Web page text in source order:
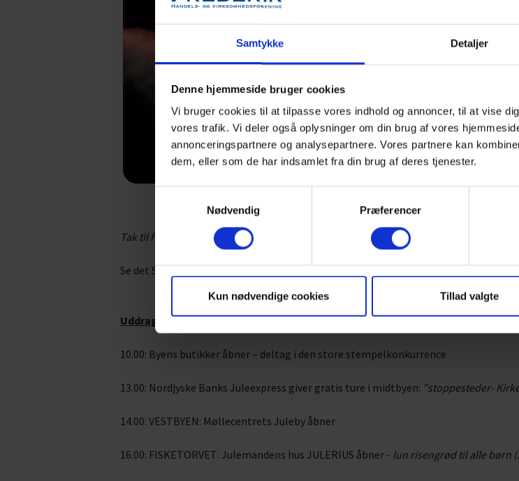
Samtykke Detaljer
Denne hjemmeside bruger cookies
Vi bruger cookies til at tilpasse vores indhold og annoncer, til at vise
vores trafik. Vi deler også oplysninger om din brug af vores
annonceringspartnere og analysepartnere. Vores partnere kan
dem, eller som de har indsamlet fra din brug af deres tjenester.
Nødvendig
Præferencer
Kun nødvendige cookies Tillad valgte
Tak til fotograf: Michael Madsen, OctoMedia
Se det STORE program- KLIK HER!
Uddrag af byens juleoplevelser:
10.00: Byens butikker åbner – deltag i den store stempelkonkurrence
13.00: Nordjyske Banks Juleexpress giver gratis ture i midtbyen: "stoppesteder-
14.00: VESTBYEN: Møllecentrets Juleby åbner
16.00: FISKETORVET: Julemandens hus JULERIUS åbner - lun risengrød til alle børn